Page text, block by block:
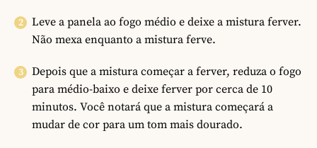
Leve a panela ao fogo médio e deixe a mistura ferver.
Não mexa enquanto a mistura ferve.
Depois que a mistura começar a ferver, reduza o fogo
para médio-baixo e deixe ferver por cerca de 10
minutos. Você notará que a mistura começará a
mudar de cor para um tom mais dourado.